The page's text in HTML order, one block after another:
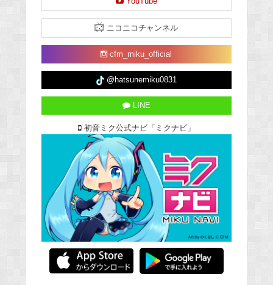
ニコニコチャンネル
cfm_miku_official
@hatsunemiku0831
LINE
初音ミク公式ナビ「ミクナビ」